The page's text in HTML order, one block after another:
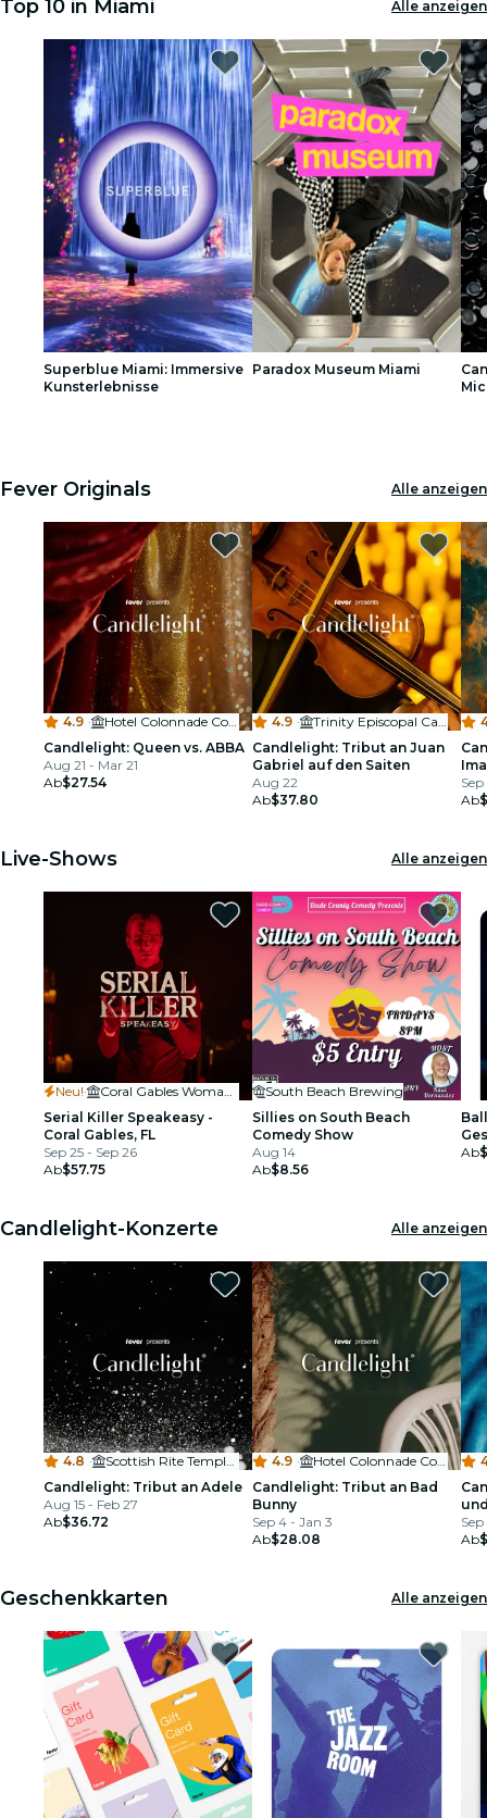
London
Erlebnisse und Städte
São Paulo
Seoul
Stadttouren
Konzerte
Restaurants
Top 10 in Miami Alle anzeigen
Superblue Miami: Immersive
Kunsterlebnisse
Paradox Museum Miami
Fever Originals Alle anzeigen
4.9 ·
Hotel Colonnade Coral Gables
Candlelight: Queen vs. ABBA
Aug 21 - Mar 21
Ab$27.54
4.9 ·
Trinity Episcopal Cathedral
Candlelight: Tribut an Juan
Gabriel auf den Saiten
Aug 22
Ab$37.80
Ab
Live-Shows Alle anzeigen
Neu!·
Coral Gables Woman's Club
Serial Killer Speakeasy -
Coral Gables, FL
Sep 25 - Sep 26
Ab$57.75
South Beach Brewing
Sillies on South Beach
Comedy Show
Aug 14
Ab$8.56
Ab
Candlelight-Konzerte Alle anzeigen
4.8 ·
Scottish Rite Temple MIA
Candlelight: Tribut an Adele
Aug 15 - Feb 27
Ab$36.72
4.9 ·
Hotel Colonnade Coral Gables
Candlelight: Tribut an Bad
Bunny
Sep 4 - Jan 3
Ab$28.08
Ab
Geschenkkarten Alle anzeigen